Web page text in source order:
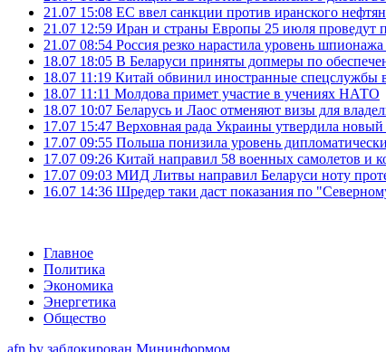
21.07 15:08 ЕС ввел санкции против иранского
21.07 12:59 Иран и страны Европы 25 июля проведут
21.07 08:54 Россия резко нарастила уровень
18.07 18:05 В Беларуси приняты допмеры по
18.07 11:19 Китай обвинил иностранные спецслужбы
18.07 11:11 Молдова примет участие в учениях НАТО
18.07 10:07 Беларусь и Лаос отменяют визы для
17.07 15:47 Верховная рада Украины утвердила новый
17.07 09:55 Польша понизила уровень
17.07 09:26 Китай направил 58 военных самолетов и
17.07 09:03 МИД Литвы направил Беларуси ноту
16.07 14:36 Шредер таки даст показания по
Главное
Политика
Экономика
Энергетика
Общество
afn.by заблокирован Мининформом